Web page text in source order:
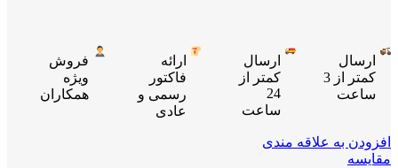
ارسال
کمتر از 3
ساعت
ارسال
کمتر از
24
ساعت
ارائه
فاکتور
رسمی و
عادی
فروش
ویژه
همکاران
افزودن به علاقه مندی
مقایسه